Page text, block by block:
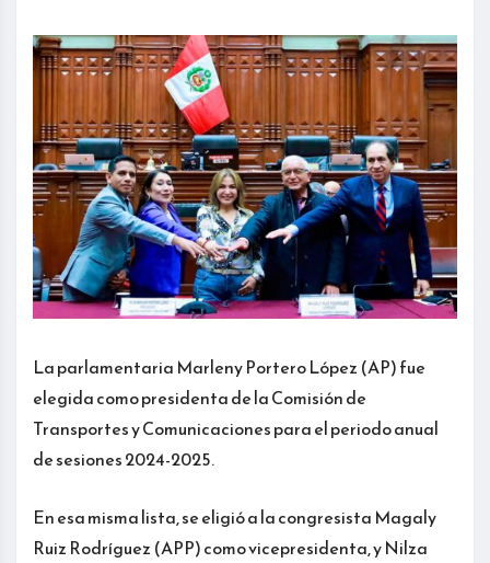
La parlamentaria Marleny Portero López (AP) fue
elegida como presidenta de la Comisión de
Transportes y Comunicaciones para el periodo anual
de sesiones 2024-2025.
En esa misma lista, se eligió a la congresista Magaly
Ruiz Rodríguez (APP) como vicepresidenta, y Nilza